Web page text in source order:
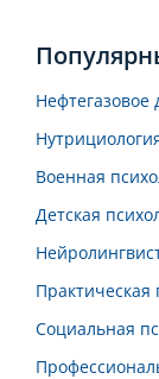
Нефтегазовое
Военная
Детская
Практическая
Социальная